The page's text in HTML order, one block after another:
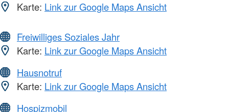
Karte: Link zur Google Maps Ansicht
Freiwilliges Soziales Jahr
Karte: Link zur Google Maps Ansicht
Hausnotruf
Karte: Link zur Google Maps Ansicht
Hospizmobil